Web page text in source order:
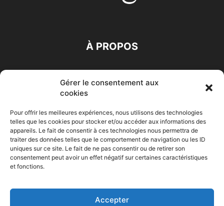
Gérer le consentement aux
cookies
Pour offrir les meilleures expériences, nous utilisons des technologies
telles que les cookies pour stocker et/ou accéder aux informations des
appareils. Le fait de consentir à ces technologies nous permettra de
traiter des données telles que le comportement de navigation ou les ID
uniques sur ce site. Le fait de ne pas consentir ou de retirer son
consentement peut avoir un effet négatif sur certaines caractéristiques
et fonctions.
Accepter
À PROPOS
Accueil Economie Entreprises Entrepreneur
Maghreb